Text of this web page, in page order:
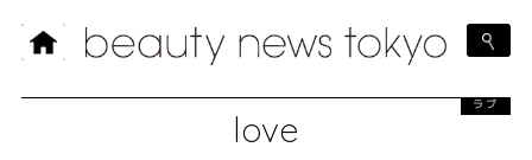
love
ラブ